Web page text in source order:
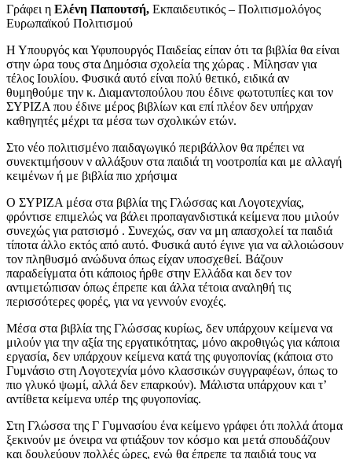
Γράφει η Ελένη Παπουτσή, Εκπαιδευτικός – Πολιτισμολόγος
Ευρωπαϊκού Πολιτισμού
Η Υπουργός και Υφυπουργός Παιδείας είπαν ότι τα βιβλία θα είναι
στην ώρα τους στα Δημόσια σχολεία της χώρας . Μίλησαν για
τέλος Ιουλίου. Φυσικά αυτό είναι πολύ θετικό, ειδικά αν
θυμηθούμε την κ. Διαμαντοπούλου που έδινε φωτοτυπίες και τον
ΣΥΡΙΖΑ που έδινε μέρος βιβλίων και επί πλέον δεν υπήρχαν
καθηγητές μέχρι τα μέσα των σχολικών ετών.
Στο νέο πολιτισμένο παιδαγωγικό περιβάλλον θα πρέπει να
συνεκτιμήσουν ν αλλάξουν στα παιδιά τη νοοτροπία και με αλλαγή
κειμένων ή με βιβλία πιο χρήσιμα
Ο ΣΥΡΙΖΑ μέσα στα βιβλία της Γλώσσας και Λογοτεχνίας,
φρόντισε επιμελώς να βάλει προπαγανδιστικά κείμενα που μιλούν
συνεχώς για ρατσισμό . Συνεχώς, σαν να μη απασχολεί τα παιδιά
τίποτα άλλο εκτός από αυτό. Φυσικά αυτό έγινε για να αλλοιώσουν
τον πληθυσμό ανώδυνα όπως είχαν υποσχεθεί. Βάζουν
παραδείγματα ότι κάποιος ήρθε στην Ελλάδα και δεν τον
αντιμετώπισαν όπως έπρεπε και άλλα τέτοια αναληθή τις
περισσότερες φορές, για να γεννούν ενοχές.
Μέσα στα βιβλία της Γλώσσας κυρίως, δεν υπάρχουν κείμενα να
μιλούν για την αξία της εργατικότητας, μόνο ακροθιγώς για κάποια
εργασία, δεν υπάρχουν κείμενα κατά της φυγοπονίας (κάποια στο
Γυμνάσιο στη Λογοτεχνία μόνο κλασσικών συγγραφέων, όπως το
πιο γλυκό ψωμί, αλλά δεν επαρκούν). Μάλιστα υπάρχουν και τ’
αντίθετα κείμενα υπέρ της φυγοπονίας.
Στη Γλώσσα της Γ Γυμνασίου ένα κείμενο γράφει ότι πολλά άτομα
ξεκινούν με όνειρα να φτιάξουν τον κόσμο και μετά σπουδάζουν
και δουλεύουν πολλές ώρες, ενώ θα έπρεπε τα παιδιά τους να